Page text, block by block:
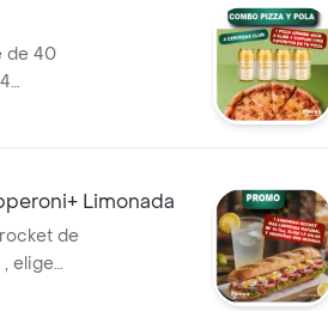
de 40
Limonada
de
elige
y